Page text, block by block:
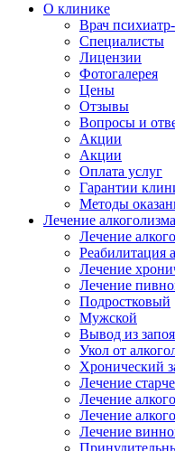
О клинике
Врач
Специалисты
Лицензии
Фотогалерея
Цены
Отзывы
Вопросы и
Акции
Акции
Оплата услуг
Гарантии
Методы
Лечение алкоголизма
Лечение
Реабилитация
Лечение
Лечение
Подростковый
Мужской
Вывод из
Укол от
Хронический
Лечение
Лечение
Лечение
Лечение